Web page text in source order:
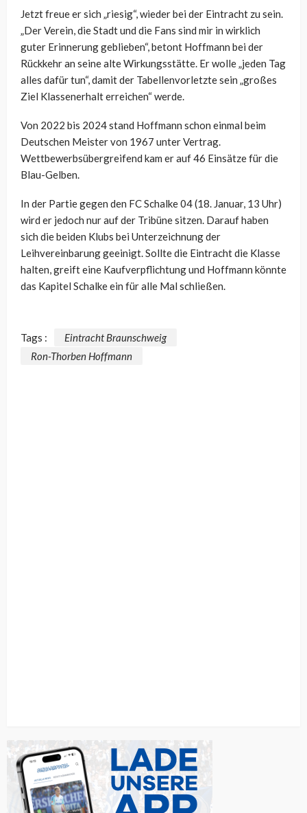
Jetzt freue er sich „riesig“, wieder bei der Eintracht zu sein.
„Der Verein, die Stadt und die Fans sind mir in wirklich
guter Erinnerung geblieben“, betont Hoffmann bei der
Rückkehr an seine alte Wirkungsstätte. Er wolle „jeden Tag
alles dafür tun“, damit der Tabellenvorletzte sein „großes
Ziel Klassenerhalt erreichen“ werde.
Von 2022 bis 2024 stand Hoffmann schon einmal beim
Deutschen Meister von 1967 unter Vertrag.
Wettbewerbsübergreifend kam er auf 46 Einsätze für die
Blau-Gelben.
In der Partie gegen den FC Schalke 04 (18. Januar, 13 Uhr)
wird er jedoch nur auf der Tribüne sitzen. Darauf haben
sich die beiden Klubs bei Unterzeichnung der
Leihvereinbarung geeinigt. Sollte die Eintracht die Klasse
halten, greift eine Kaufverpflichtung und Hoffmann könnte
das Kapitel Schalke ein für alle Mal schließen.
Tags :
Eintracht Braunschweig
Ron-Thorben Hoffmann